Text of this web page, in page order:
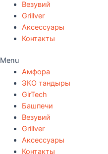
Везувий
Grillver
Аксессуары
Контакты
Menu
Амфора
ЭКО тандыры
GirTech
Башпечи
Везувий
Grillver
Аксессуары
Контакты